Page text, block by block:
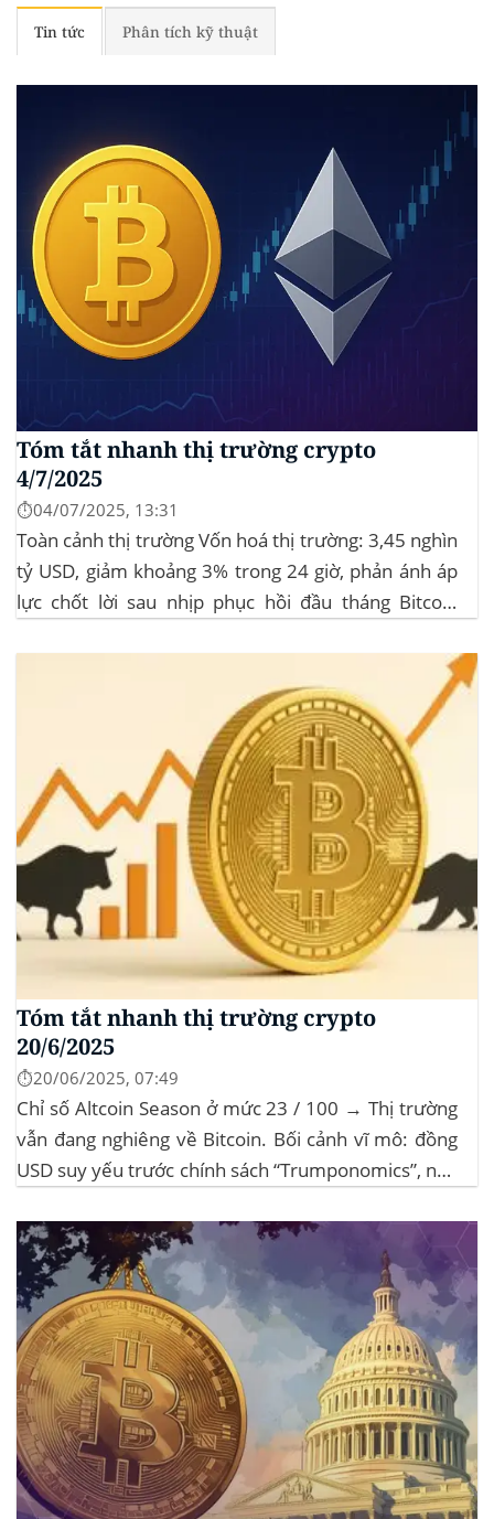
Tin tức Phân tích kỹ thuật
Tóm tắt nhanh thị trường crypto
4/7/2025
⏱️04/07/2025, 13:31
Toàn cảnh thị trường Vốn hoá thị trường: 3,45 nghìn
tỷ USD, giảm khoảng 3% trong 24 giờ, phản ánh áp
lực chốt lời sau nhịp phục hồi đầu tháng‍ Bitcoin
Tóm tắt nhanh thị trường crypto
20/6/2025
⏱️20/06/2025, 07:49
Chỉ số Altcoin Season ở mức 23 / 100 → Thị trường
vẫn đang nghiêng về Bitcoin. Bối cảnh vĩ mô: đồng
USD suy yếu trước chính sách “Trumponomics”, nhà
Sự kiện Chi tiết Hack 100 triệu USD...